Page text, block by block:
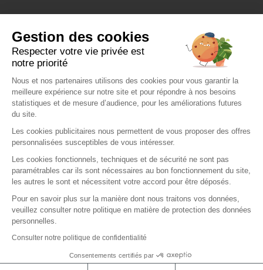
Gestion des cookies
Respecter votre vie privée est
notre priorité
Nous et nos partenaires utilisons des cookies pour vous garantir la
meilleure expérience sur notre site et pour répondre à nos besoins
statistiques et de mesure d’audience, pour les améliorations futures
du site.
Les cookies publicitaires nous permettent de vous proposer des offres
personnalisées susceptibles de vous intéresser.
Les cookies fonctionnels, techniques et de sécurité ne sont pas
paramétrables car ils sont nécessaires au bon fonctionnement du site,
les autres le sont et nécessitent votre accord pour être déposés.
Pour en savoir plus sur la manière dont nous traitons vos données,
veuillez consulter notre politique en matière de protection des données
personnelles.
Consulter notre politique de confidentialité
Consentements certifiés par
Protège vos données